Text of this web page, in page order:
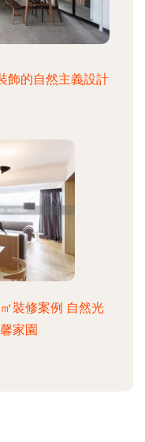
飾的自然主義設計
裝修案例 自然光
家園